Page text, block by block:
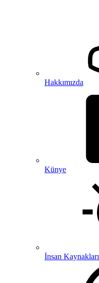
Hakkımızda
Künye
İnsan Kaynakları